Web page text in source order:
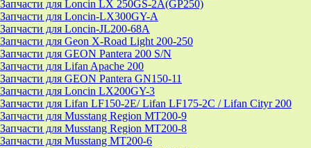
Запчасти для Loncin LX 250GS-2A(GP250)
Запчасти для Loncin-LX300GY-A
Запчасти для Loncin-JL200-68A
Запчасти для Geon X-Road Light 200-250
Запчасти для GEON Pantera 200 S/N
Запчасти для Lifan Apache 200
Запчасти для GEON Pantera GN150-11
Запчасти для Loncin LX200GY-3
Запчасти для Lifan LF150-2E/ Lifan LF175-2C / Lifan Cityr 200
Запчасти для Musstang Region MT200-9
Запчасти для Musstang Region MT200-8
Запчасти для Musstang MT200-6